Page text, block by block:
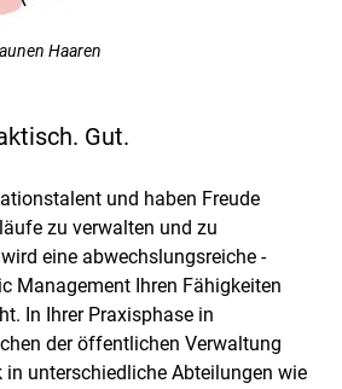
Haaren
Gut.
und haben Freude
zu verwalten und zu
eine abwechslungsreiche
Management Ihren Fähigkeiten
In Ihrer Praxisphase in
der öffentlichen Verwaltung
in unterschiedliche Abteilungen wie